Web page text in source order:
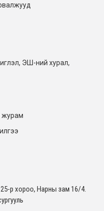
ЭШ-ний хурал,
журам
25-р хороо, Нарны зам 16/4​.